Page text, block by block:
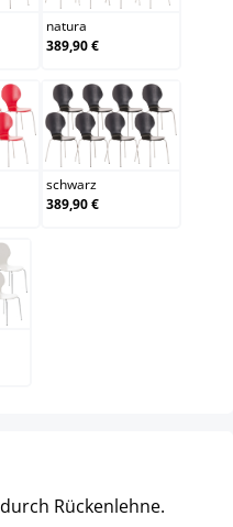
natura
389,90 €
schwarz
schwarz
389,90 €
Rückenlehne.